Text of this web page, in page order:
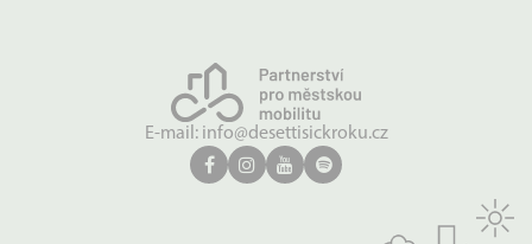
E-mail: info@desettisickroku.cz